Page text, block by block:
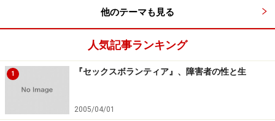
他のテーマも見る
人気記事ランキング
1 『セックスボランティア』、障害者の性と生
2005/04/01